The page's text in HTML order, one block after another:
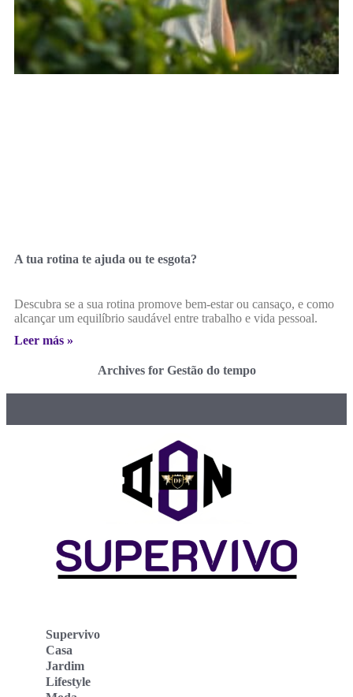
A tua rotina te ajuda ou te esgota?
Descubra se a sua rotina promove bem-estar ou cansaço, e como
alcançar um equilíbrio saudável entre trabalho e vida pessoal.
Leer más »
Archives for Gestão do tempo
Supervivo
Casa
Jardim
Lifestyle